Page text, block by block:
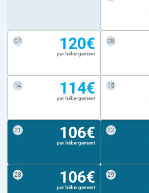
07 120€
par hébergement
08
14 114€
par hébergement
15
21 106€
par hébergement
22
28 106€
par hébergement
29